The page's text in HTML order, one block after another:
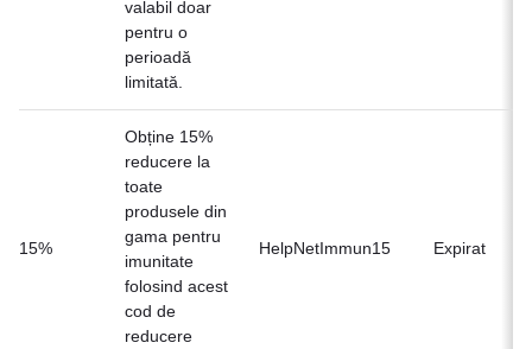
valabil doar
pentru o
perioadă
limitată.
15%
Obține 15%
reducere la
toate
produsele din
gama pentru
imunitate
folosind acest
cod de
reducere
HelpNetImmun15 Expirat